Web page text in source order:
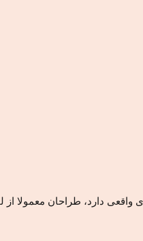
واقعی دارد، طراحان معمولا